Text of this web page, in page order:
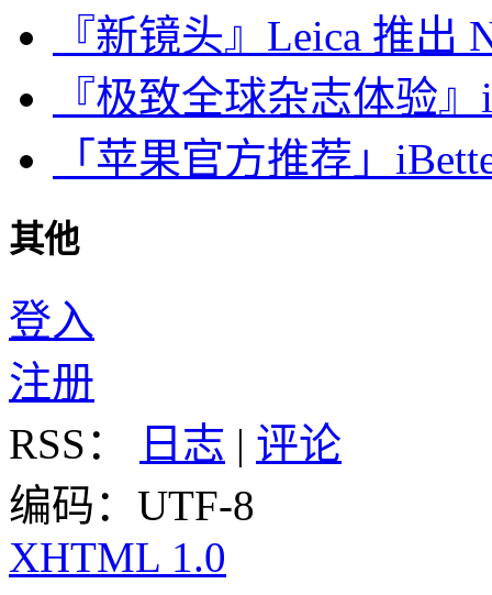
『新镜头』Leica 推出
『极致全球杂志体验
「苹果官方推荐」
其他
登入
注册
RSS：
日志 | 评论
编码：UTF-8
XHTML 1.0